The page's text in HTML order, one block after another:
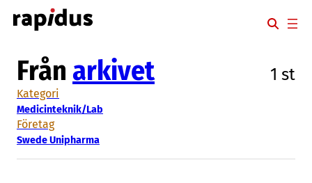
Hoppa
till
Från arkivet 1 st
Kategori
Medicinteknik/Lab
Företag
Swede Unipharma